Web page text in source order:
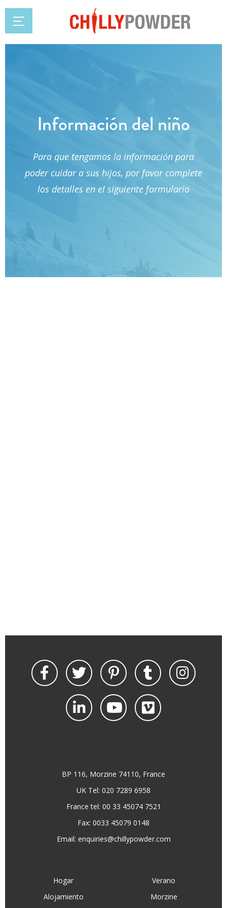
Información del niño
Para que tengamos la información para
poder cuidar a sus hijos, por favor complete
los detalles en el siguiente formulario
BP 116, Morzine 74110, France
UK Tel: 020 7289 6958
France tel: 00 33 45074 7521
Fax: 0033 45079 0148
Email: enquiries@chillypowder.com
Hogar
Verano
Alojamiento
Morzine